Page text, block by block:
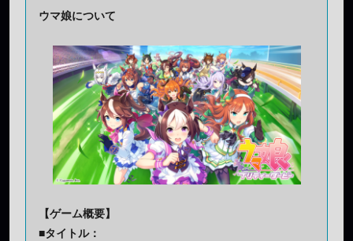
ウマ娘について
【ゲーム概要】
■タイトル：